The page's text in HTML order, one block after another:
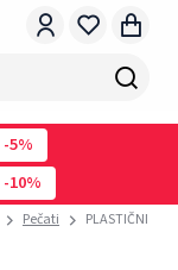
-5%
-10%
Pečati PLASTIČNI